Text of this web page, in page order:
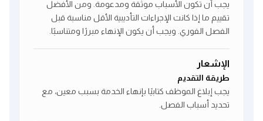
يجب أن تكون الأسباب موثقة ومدعومة. ومن الأفضل
تقييم ما إذا كانت الإجراءات التأديبية الأقل مناسبة قبل
الفصل الفوري. ويجب أن يكون الإنهاء مبررًا ومتناسبًا.
الإشعار
طريقة التقديم
يجب إبلاغ الموظف كتابيًا بإنهاء الخدمة بسبب معين، مع
تحديد أسباب الفصل.